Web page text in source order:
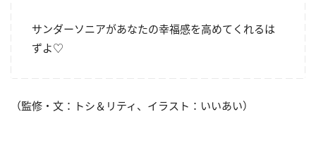
サンダーソニアがあなたの幸福感を高めてくれるは
ずよ♡
（監修・文：トシ＆リティ、イラスト：いいあい）